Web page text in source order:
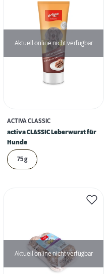
Aktuell online nicht verfügbar
ACTIVA CLASSIC
activa CLASSIC Leberwurst für
Hunde
75 g
Aktuell online nicht verfügbar